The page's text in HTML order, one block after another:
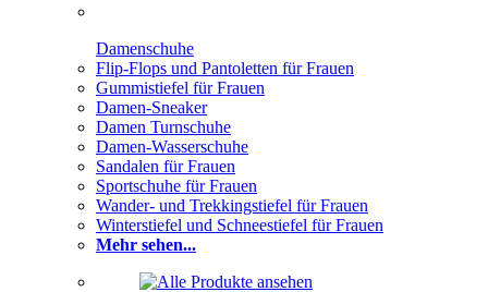
Damenschuhe
Flip-Flops und Pantoletten für Frauen
Gummistiefel für Frauen
Damen-Sneaker
Damen Turnschuhe
Damen-Wasserschuhe
Sandalen für Frauen
Sportschuhe für Frauen
Wander- und Trekkingstiefel für Frauen
Winterstiefel und Schneestiefel für Frauen
Mehr sehen...